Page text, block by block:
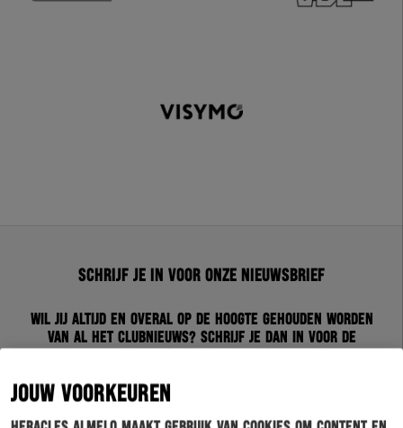
JOUW VOORKEUREN
Schrijf je in voor onze nieuwsbrief
Wil jij altijd en overal op de hoogte gehouden worden
van al het clubnieuws? Schrijf je dan in voor de
sturen wij alleen nieuws wat voor jou relevant is.